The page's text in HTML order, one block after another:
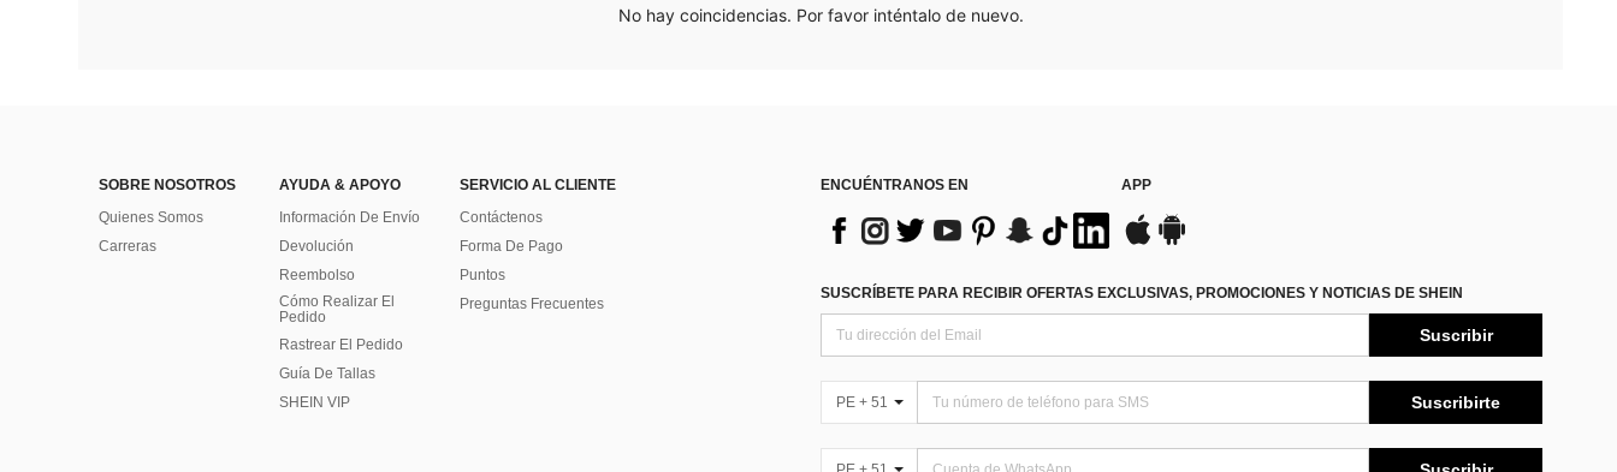
No hay coincidencias. Por favor inténtalo de nuevo.
SOBRE NOSOTROS
Quienes Somos
Carreras
AYUDA & APOYO
Información De Envío
Devolución
Reembolso
Cómo Realizar El
Pedido
Rastrear El Pedido
Guía De Tallas
SHEIN VIP
SERVICIO AL CLIENTE
Contáctenos
Forma De Pago
Puntos
Preguntas Frecuentes
ENCUÉNTRANOS EN APP
SUSCRÍBETE PARA RECIBIR OFERTAS EXCLUSIVAS, PROMOCIONES Y NOTICIAS DE SHEIN
Suscribir
PE + 51 Suscribirte